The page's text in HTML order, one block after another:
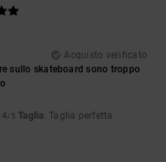
Acquisto verificato
sullo skateboard sono troppo
4/5 Taglia: Taglia perfetta